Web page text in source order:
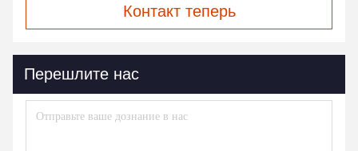
Контакт теперь
Перешлите нас